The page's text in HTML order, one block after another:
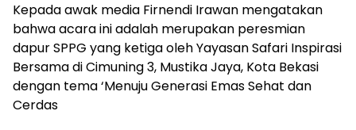
Kepada awak media Firnendi Irawan mengatakan
bahwa acara ini adalah merupakan peresmian
dapur SPPG yang ketiga oleh Yayasan Safari Inspirasi
Bersama di Cimuning 3, Mustika Jaya, Kota Bekasi
dengan tema ‘Menuju Generasi Emas Sehat dan
Cerdas